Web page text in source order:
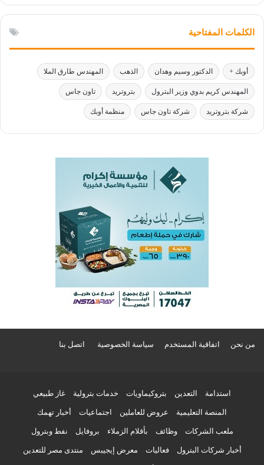
الكلمات المفتاحية
أوبك + الدكتور وسيم وهدان الذهب المهندس طارق الملا
المهندس كريم بدوي وزير البترول بتروتريد تاون جاس
شركة بتروتريد شركة تاون جاس منظمة أوبك
من نحن اتفاقية المستخدم سياسة الخصوصية اتصل بنا
استدامة التعدين بتروكيماويات خدمات بترولية غاز طبيعي
المنصة التعليمية عروض للعاملين اجتماعيات أخبار تهمك
ملعب الشركات وظائف بأقلام الزملاء بروفايل نفط وبترول
أخبار شركات البترول فعاليات معرض إيجيبس منتدى مصر للتعدين